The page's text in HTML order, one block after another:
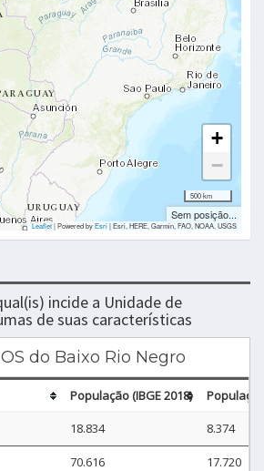
+
−
500 km
Sem posição...
Leaflet| Powered byEsri|Esri, HERE, Garmin, FAO, NOAA, USGS
incide a Unidade de
de suas características
do Baixo Rio Negro
População (IBGE 2018)
18.834 8.374
70.616 17.720